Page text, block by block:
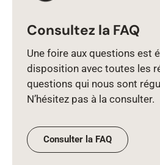
Consultez la FAQ
Une foire aux questions est
disposition avec toutes les
questions qui nous sont
N’hésitez pas à la consulter.
Consulter la FAQ